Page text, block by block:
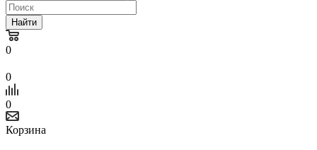
Найти
0
0
0
Корзина